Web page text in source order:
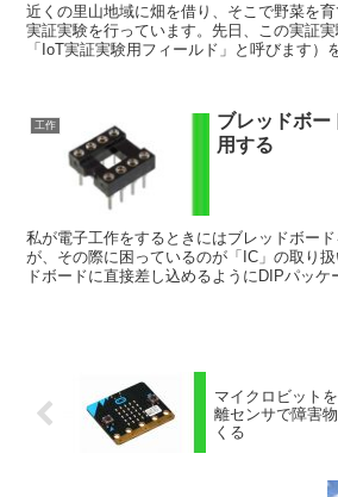
近くの里山地域に畑を借り、そこで野菜を
実証実験を行っています。先日、この実証
「IoT実証実験用フィールド」と呼びます）
工作
ブレッドボー
用する
私が電子工作をするときにはブレッドボー
が、その際に困っているのが「IC」の取り
ドボードに直接差し込めるようにDIPパッ
マイクロビット
離センサで障害
くる